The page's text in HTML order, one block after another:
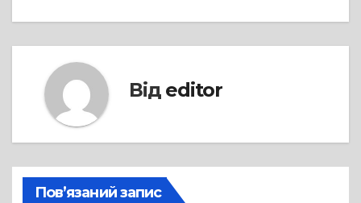
Від editor
Пов’язаний запис